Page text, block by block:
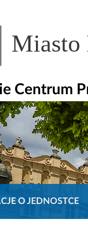
Miasto
Centrum
O JEDNOSTCE